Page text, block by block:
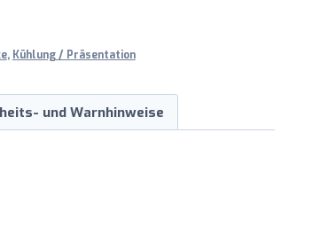
, Kühlung / Präsentation
und Warnhinweise